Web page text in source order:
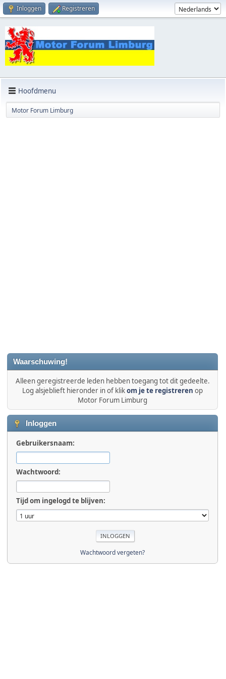
Inloggen Registreren
Hoofdmenu
Motor Forum Limburg
Waarschuwing!
Alleen geregistreerde leden hebben toegang tot dit gedeelte.
Log alsjeblieft hieronder in of klikom je te registreren op
Motor Forum Limburg
Inloggen
Gebruikersnaam:
Wachtwoord:
Tijd om ingelogd te blijven:
Wachtwoord vergeten?